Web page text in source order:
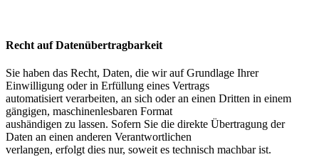
Recht auf Datenübertragbarkeit
Sie haben das Recht, Daten, die wir auf Grundlage Ihrer
Einwilligung oder in Erfüllung eines Vertrags
automatisiert verarbeiten, an sich oder an einen Dritten in einem
gängigen, maschinenlesbaren Format
aushändigen zu lassen. Sofern Sie die direkte Übertragung der
Daten an einen anderen Verantwortlichen
verlangen, erfolgt dies nur, soweit es technisch machbar ist.